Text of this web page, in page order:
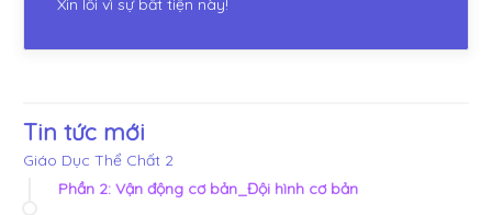
Xin lỗi vì sự bất tiện này!
Tin tức mới
Giáo Dục Thể Chất 2
Phần 2: Vận động cơ bản_Đội hình cơ bản